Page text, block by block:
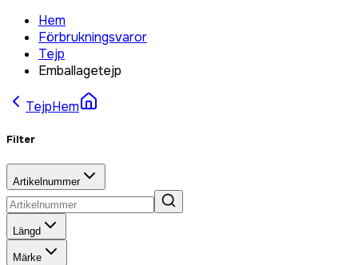
Hem
Förbrukningsvaror
Tejp
Emballagetejp
TejpHem
Filter
Artikelnummer
Längd
Märke